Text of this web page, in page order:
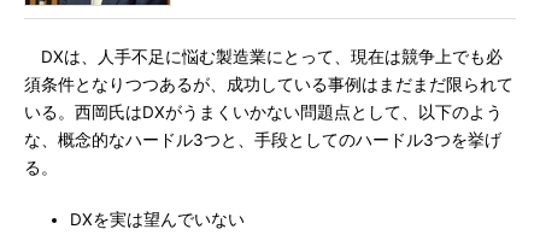
DXは、人手不足に悩む製造業にとって、現在は競争上でも必
須条件となりつつあるが、成功している事例はまだまだ限られて
いる。西岡氏はDXがうまくいかない問題点として、以下のよう
な、概念的なハードル3つと、手段としてのハードル3つを挙げ
る。
DXを実は望んでいない